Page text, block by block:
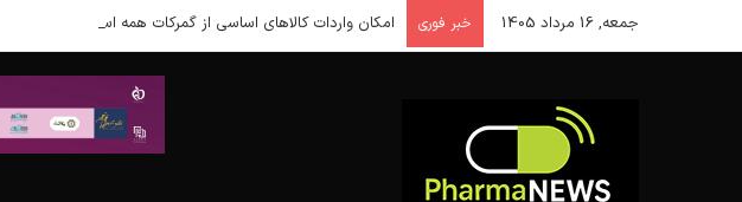
جمعه, 16 مرداد 1405 خبر فوری امکان واردات کالاهای اساسی از گمرکات همه استان‌ها فراهم شد.